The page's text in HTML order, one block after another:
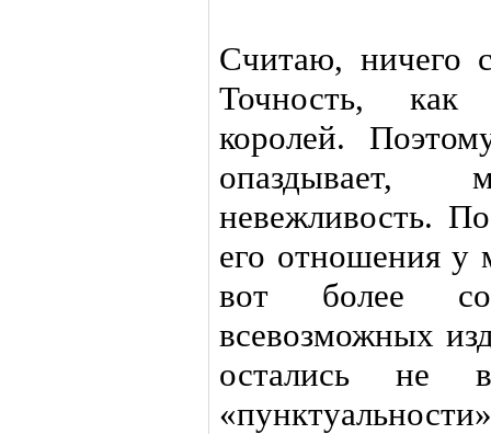
Считаю, ничего
Точность, как
королей.
невежливость.
его отношения у
вот более
всевозможных
остались не